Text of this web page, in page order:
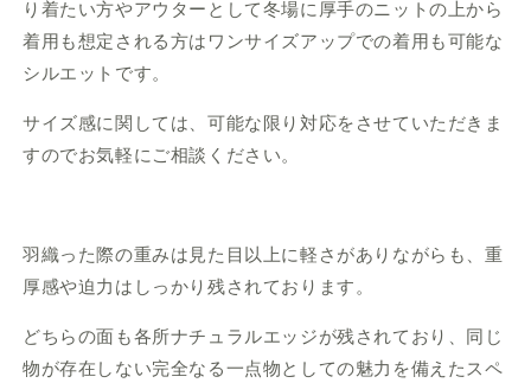
り着たい方やアウターとして冬場に厚手のニットの上から
着用も想定される方はワンサイズアップでの着用も可能な
シルエットです。
サイズ感に関しては、可能な限り対応をさせていただきま
すのでお気軽にご相談ください。
羽織った際の重みは見た目以上に軽さがありながらも、重
厚感や迫力はしっかり残されております。
どちらの面も各所ナチュラルエッジが残されており、 同じ
物が存在しない完全なる一点物としての魅力を備えたスペ